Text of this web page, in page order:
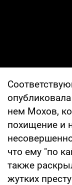
нем Мохов,
похищение и
что ему "по
также
жутких